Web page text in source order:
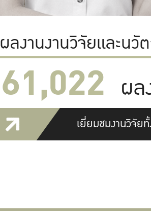
ผลงานงานวิจัยและนวั
61,022 ผล
เยี่ยมชมงานวิจัย